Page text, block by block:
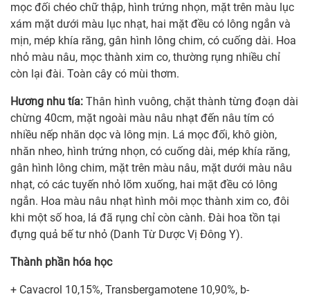
mọc đối chéo chữ thập, hình trứng nhọn, mặt trên màu lục
xám mặt dưới màu lục nhạt, hai mặt đều có lông ngắn và
mịn, mép khía răng, gân hình lông chim, có cuống dài. Hoa
nhỏ màu nâu, mọc thành xim co, thường rụng nhiều chỉ
còn lại đài. Toàn cây có mùi thơm.
Hương nhu tía: Thân hình vuông, chặt thành từng đoạn dài
chừng 40cm, mặt ngoài màu nâu nhạt đến nâu tím có
nhiều nếp nhăn dọc và lông mịn. Lá mọc đối, khô giòn,
nhăn nheo, hình trứng nhọn, có cuống dài, mép khía răng,
gân hình lông chim, mặt trên màu nâu, mặt dưới màu nâu
nhạt, có các tuyến nhỏ lõm xuống, hai mặt đều có lông
ngắn. Hoa màu nâu nhạt hình môi mọc thành xim co, đôi
khi một số hoa, lá đã rụng chỉ còn cành. Đài hoa tồn tại
đựng quả bế tư nhỏ (Danh Từ Dược Vị Đông Y).
Thành phần hóa học
+ Cavacrol 10,15%, Transbergamotene 10,90%, b-